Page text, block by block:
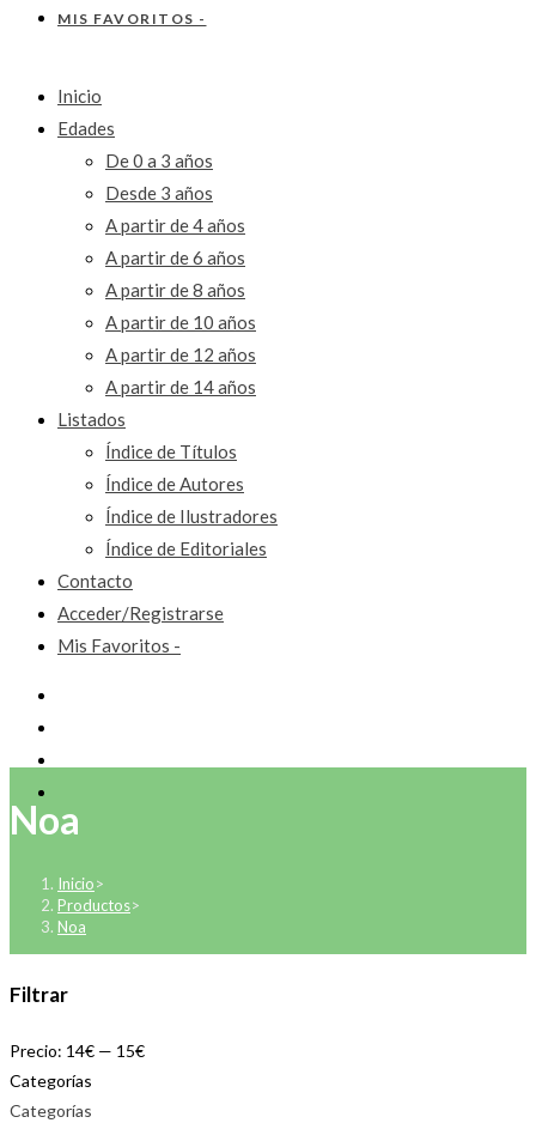
MIS FAVORITOS -
Inicio
Edades
De 0 a 3 años
Desde 3 años
A partir de 4 años
A partir de 6 años
A partir de 8 años
A partir de 10 años
A partir de 12 años
A partir de 14 años
Listados
Índice de Títulos
Índice de Autores
Índice de Ilustradores
Índice de Editoriales
Contacto
Acceder/Registrarse
Mis Favoritos -
Noa
Inicio>
Productos>
Noa
Filtrar
Precio: 14€ — 15€
Categorías
Categorías